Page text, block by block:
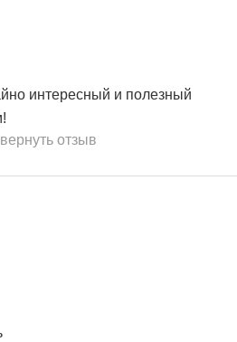
интересный и полезный
отзыв